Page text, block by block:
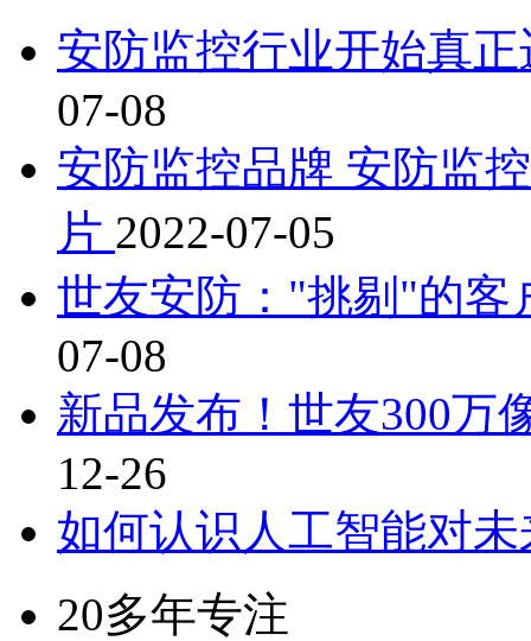
安防监控行业开始真
07-08
安防监控品牌 安防监
片 2022-07-05
世友安防："挑剔"的
07-08
新品发布！世友300万
12-26
如何认识人工智能对
20多年专注